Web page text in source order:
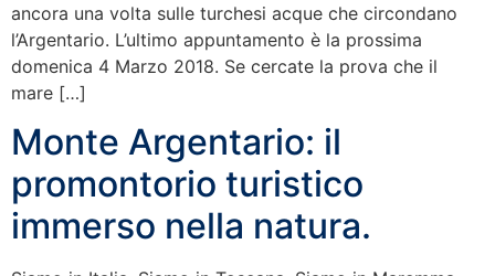
ancora una volta sulle turchesi acque che circondano
l’Argentario. L’ultimo appuntamento è la prossima
domenica 4 Marzo 2018. Se cercate la prova che il
mare […]
Monte Argentario: il
promontorio turistico
immerso nella natura.